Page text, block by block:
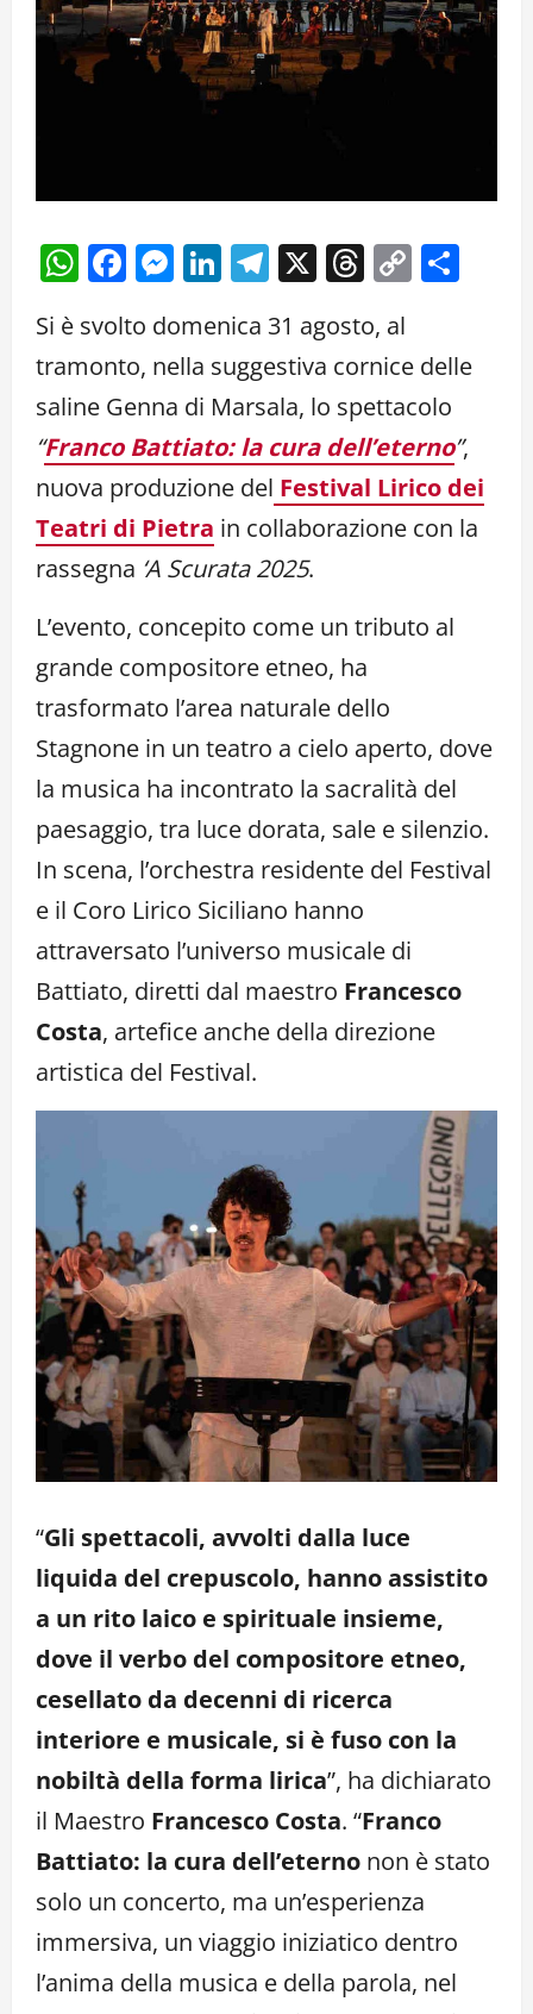
WhatsApp
Facebook
Messenger
LinkedIn
Telegram
X Threads
Copy
Si è svolto domenica 31 agosto, al
tramonto, nella suggestiva cornice delle
saline Genna di Marsala, lo spettacolo
“Franco Battiato: la cura dell’eterno”,
nuova produzione del Festival Lirico dei
Teatri di Pietra in collaborazione con la
rassegna ‘A Scurata 2025.
L’evento, concepito come un tributo al
grande compositore etneo, ha
trasformato l’area naturale dello
Stagnone in un teatro a cielo aperto, dove
la musica ha incontrato la sacralità del
paesaggio, tra luce dorata, sale e silenzio.
In scena, l’orchestra residente del Festival
e il Coro Lirico Siciliano hanno
attraversato l’universo musicale di
Battiato, diretti dal maestro Francesco
Costa, artefice anche della direzione
artistica del Festival.
“Gli spettacoli, avvolti dalla luce
liquida del crepuscolo, hanno assistito
a un rito laico e spirituale insieme,
dove il verbo del compositore etneo,
cesellato da decenni di ricerca
interiore e musicale, si è fuso con la
nobiltà della forma lirica”, ha dichiarato
il Maestro Francesco Costa. “Franco
Battiato: la cura dell’eterno non è stato
solo un concerto, ma un’esperienza
immersiva, un viaggio iniziatico dentro
l’anima della musica e della parola, nel